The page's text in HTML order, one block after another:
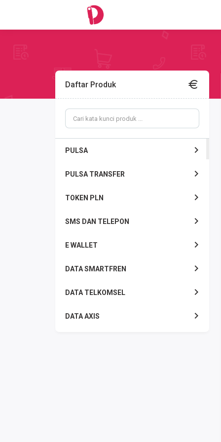
Daftar Produk
PULSA
PULSA TRANSFER
TOKEN PLN
SMS DAN TELEPON
E WALLET
DATA SMARTFREN
DATA TELKOMSEL
DATA AXIS